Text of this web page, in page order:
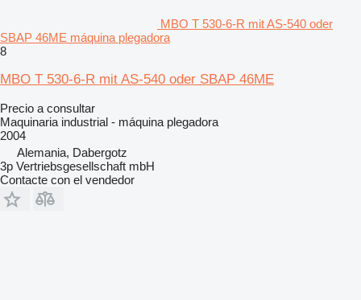
MBO T 530-6-R mit AS-540 oder
SBAP 46ME máquina plegadora
8
MBO T 530-6-R mit AS-540 oder SBAP 46ME
Precio a consultar
Maquinaria industrial - máquina plegadora
2004
Alemania, Dabergotz
3p Vertriebsgesellschaft mbH
Contacte con el vendedor